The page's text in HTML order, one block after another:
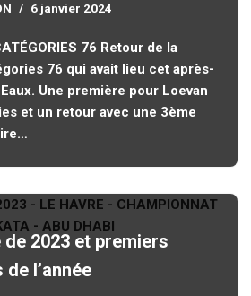
6 janvier 2024
76 Retour de la
76 qui avait lieu cet après-
Une première pour Loevan
et un retour avec une 3ème
2023 et premiers
l’année